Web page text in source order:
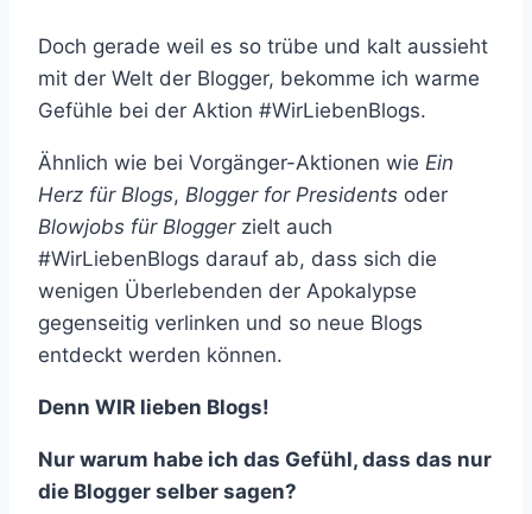
Doch gerade weil es so trübe und kalt aussieht
mit der Welt der Blogger, bekomme ich warme
Gefühle bei der Aktion #WirLiebenBlogs.
Ähnlich wie bei Vorgänger-Aktionen wie Ein
Herz für Blogs, Blogger for Presidents oder
Blowjobs für Blogger zielt auch
#WirLiebenBlogs darauf ab, dass sich die
wenigen Überlebenden der Apokalypse
gegenseitig verlinken und so neue Blogs
entdeckt werden können.
Denn WIR lieben Blogs!
Nur warum habe ich das Gefühl, dass das nur
die Blogger selber sagen?